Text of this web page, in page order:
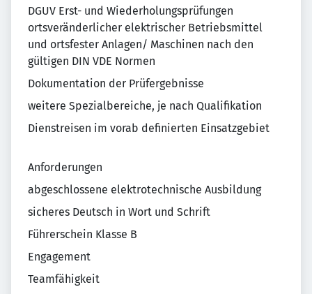
DGUV Erst- und Wiederholungsprüfungen
ortsveränderlicher elektrischer Betriebsmittel
und ortsfester Anlagen/ Maschinen nach den
gültigen DIN VDE Normen
Dokumentation der Prüfergebnisse
weitere Spezialbereiche, je nach Qualifikation
Dienstreisen im vorab definierten Einsatzgebiet
Anforderungen
abgeschlossene elektrotechnische Ausbildung
sicheres Deutsch in Wort und Schrift
Führerschein Klasse B
Engagement
Teamfähigkeit